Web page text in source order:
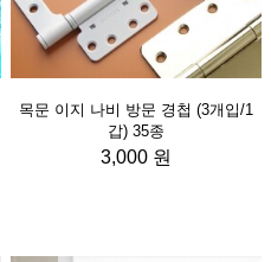
목문 이지 나비 방문 경첩 (3개입/1
갑) 35종
3,000 원